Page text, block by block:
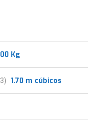
Kg
1.70 m cúbicos